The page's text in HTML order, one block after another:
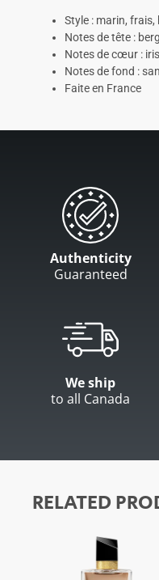
Style : marin, frais,
Notes de tête :
Notes de cœur : iris
Notes de fond :
Faite en France
Authenticity
Guaranteed
We ship
to all Canada
RELATED